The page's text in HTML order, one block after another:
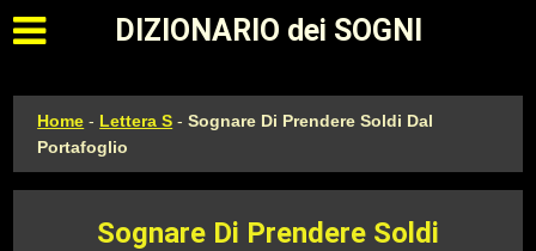
Apri il menu principale
DIZIONARIO dei SOGNI
Home - Lettera S -Sognare Di Prendere Soldi Dal
Portafoglio
Sognare Di Prendere Soldi